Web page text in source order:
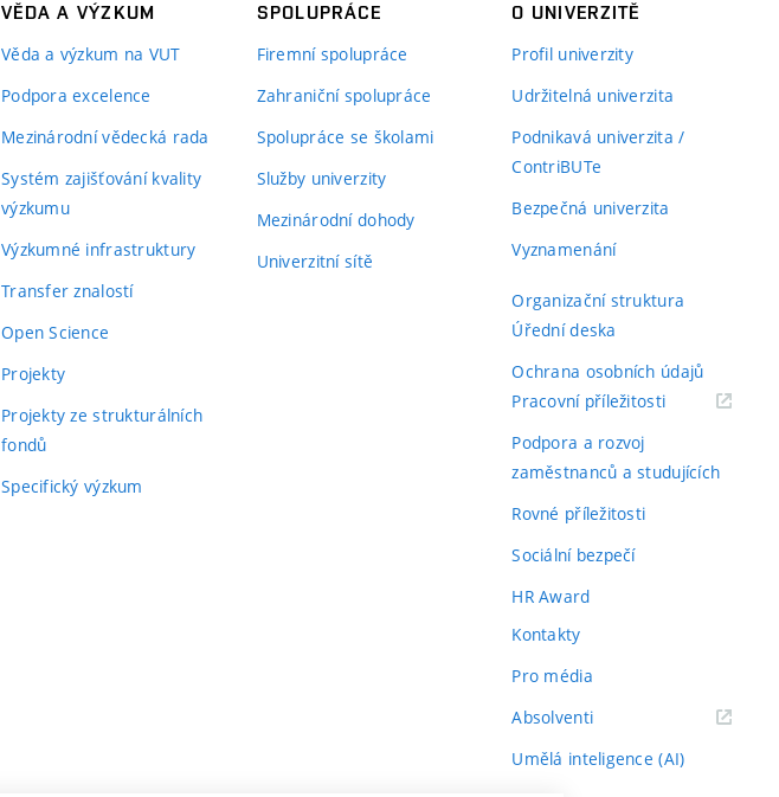
VĚDA A VÝZKUM
Věda a výzkum na VUT
Podpora excelence
Mezinárodní vědecká rada
Systém zajišťování kvality
výzkumu
Výzkumné infrastruktury
Transfer znalostí
Open Science
Projekty
Projekty ze strukturálních
fondů
Specifický výzkum
SPOLUPRÁCE
Firemní spolupráce
Zahraniční spolupráce
Spolupráce se školami
Služby univerzity
Mezinárodní dohody
Univerzitní sítě
O UNIVERZITĚ
Profil univerzity
Udržitelná univerzita
Podnikavá univerzita /
ContriBUTe
Bezpečná univerzita
Vyznamenání
Organizační struktura
Úřední deska
Ochrana osobních údajů
Pracovní příležitosti(externí
Podpora a rozvoj
zaměstnanců a studujících
Rovné příležitosti
Sociální bezpečí
HR Award
Kontakty
Pro média
Absolventi(externí
Umělá inteligence (AI)